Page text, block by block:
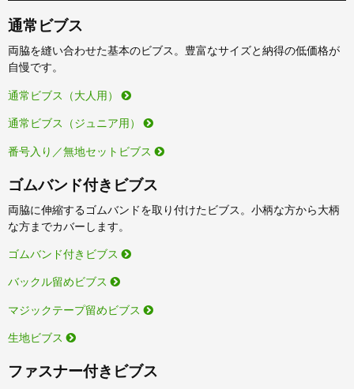
通常ビブス
両脇を縫い合わせた基本のビブス。豊富なサイズと納得の低価格が
自慢です。
通常ビブス（大人用）
通常ビブス（ジュニア用）
番号入り／無地セットビブス
ゴムバンド付きビブス
両脇に伸縮するゴムバンドを取り付けたビブス。小柄な方から大柄
な方までカバーします。
ゴムバンド付きビブス
バックル留めビブス
マジックテープ留めビブス
生地ビブス
ファスナー付きビブス